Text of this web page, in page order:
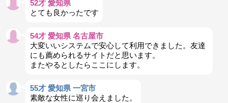
52才 愛知県
とても良かったです
54才 愛知県 名古屋市
大変いいシステムで安心して利用できました。友達
にも薦められるサイトだと思います。
またやるとしたらここにします。
55才 愛知県 一宮市
素敵な女性に巡り会えました。